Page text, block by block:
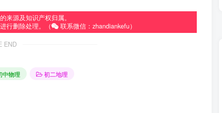
来源及知识产权归属。
行删除处理。（
联系微信：zhandiankefu）
END
中物理
初二地理